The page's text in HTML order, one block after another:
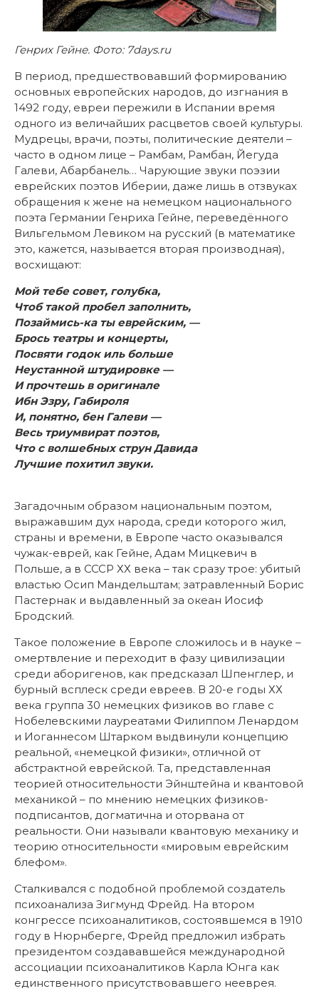
Генрих Гейне. Фото: 7days.ru
В период, предшествовавший формированию
основных европейских народов, до изгнания в
1492 году, евреи пережили в Испании время
одного из величайших расцветов своей культуры.
Мудрецы, врачи, поэты, политические деятели –
часто в одном лице – Рамбам, Рамбан, Йегуда
Галеви, Абарбанель… Чарующие звуки поэзии
еврейских поэтов Иберии, даже лишь в отзвуках
обращения к жене на немецком национального
поэта Германии Генриха Гейне, переведённого
Вильгельмом Левиком на русский (в математике
это, кажется, называется вторая производная),
восхищают:
Мой тебе совет, голубка,
Чтоб такой пробел заполнить,
Позаймись-ка ты еврейским, —
Брось театры и концерты,
Посвяти годок иль больше
Неустанной штудировке —
И прочтешь в оригинале
Ибн Эзру, Габироля
И, понятно, бен Галеви —
Весь триумвират поэтов,
Что с волшебных струн Давида
Лучшие похитил звуки.
Загадочным образом национальным поэтом,
выражавшим дух народа, среди которого жил,
страны и времени, в Европе часто оказывался
чужак-еврей, как Гейне, Адам Мицкевич в
Польше, а в СССР ХХ века – так сразу трое: убитый
властью Осип Мандельштам; затравленный Борис
Пастернак и выдавленный за океан Иосиф
Бродский.
Такое положение в Европе сложилось и в науке –
омертвление и переходит в фазу цивилизации
среди аборигенов, как предсказал Шпенглер, и
бурный всплеск среди евреев. В 20-е годы ХХ
века группа 30 немецких физиков во главе с
Нобелевскими лауреатами Филиппом Ленардом
и Иоганнесом Штарком выдвинули концепцию
реальной, «немецкой физики», отличной от
абстрактной еврейской. Та, представленная
теорией относительности Эйнштейна и квантовой
механикой – по мнению немецких физиков-
подписантов, догматична и оторвана от
реальности. Они называли квантовую механику и
теорию относительности «мировым еврейским
блефом».
Сталкивался с подобной проблемой создатель
психоанализа Зигмунд Фрейд. На втором
конгрессе психоаналитиков, состоявшемся в 1910
году в Нюрнберге, Фрейд предложил избрать
президентом создававшейся международной
ассоциации психоаналитиков Карла Юнга как
единственного присутствовавшего нееврея.